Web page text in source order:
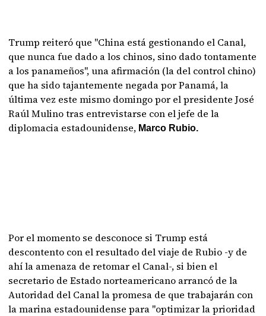
Trump reiteró que "China está gestionando el Canal,
que nunca fue dado a los chinos, sino dado tontamente
a los panameños", una afirmación (la del control chino)
que ha sido tajantemente negada por Panamá, la
última vez este mismo domingo por el presidente José
Raúl Mulino tras entrevistarse con el jefe de la
diplomacia estadounidense, Marco Rubio.
Por el momento se desconoce si Trump está
descontento con el resultado del viaje de Rubio -y de
ahí la amenaza de retomar el Canal-, si bien el
secretario de Estado norteamericano arrancó de la
Autoridad del Canal la promesa de que trabajarán con
la marina estadounidense para "optimizar la prioridad